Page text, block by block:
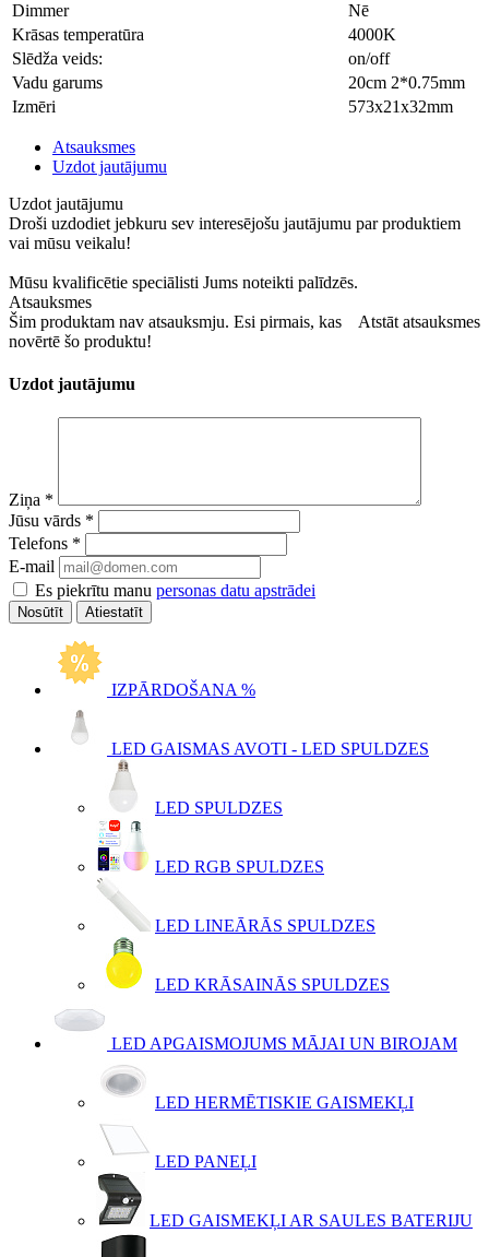
Dimmer
Nē
Krāsas temperatūra
4000K
Slēdža veids:
on/off
Vadu garums
20cm 2*0.75mm
Izmēri
573x21x32mm
Atsauksmes
Uzdot jautājumu
Uzdot jautājumu
Droši uzdodiet jebkuru sev interesējošu jautājumu par produktiem
vai mūsu veikalu!
Mūsu kvalificētie speciālisti Jums noteikti palīdzēs.
Atsauksmes
Atstāt atsauksmes
Šim produktam nav atsauksmju. Esi pirmais, kas
novērtē šo produktu!
Uzdot jautājumu
Ziņa *
Jūsu vārds *
Telefons *
E-mail
Es piekrītu manu personas datu apstrādei
Atiestatīt
IZPĀRDOŠANA %
LED GAISMAS AVOTI - LED SPULDZES
LED SPULDZES
LED RGB SPULDZES
LED LINEĀRĀS SPULDZES
LED KRĀSAINĀS SPULDZES
LED APGAISMOJUMS MĀJAI UN BIROJAM
LED HERMĒTISKIE GAISMEKĻI
LED PANEĻI
LED GAISMEKĻI AR SAULES BATERIJU